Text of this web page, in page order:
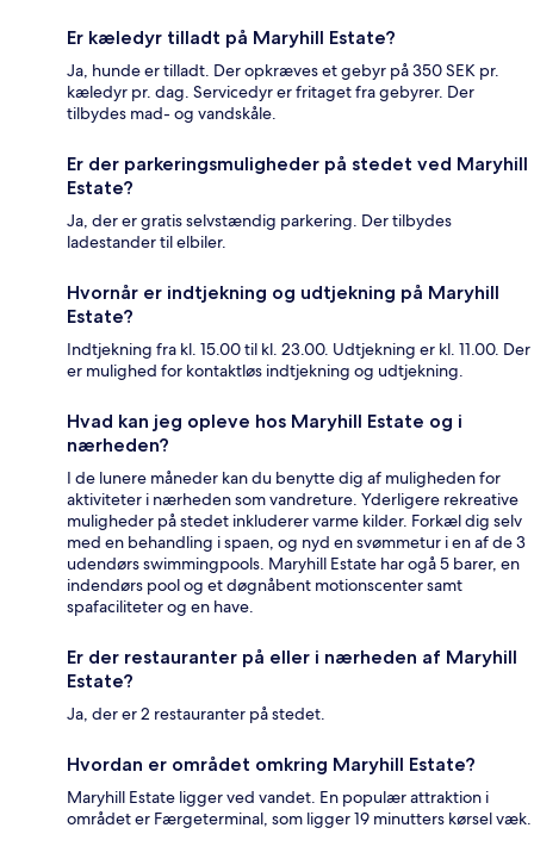
Er kæledyr tilladt på Maryhill Estate?
Ja, hunde er tilladt. Der opkræves et gebyr på 350 SEK pr.
kæledyr pr. dag. Servicedyr er fritaget fra gebyrer. Der
tilbydes mad- og vandskåle.
Er der parkeringsmuligheder på stedet ved Maryhill
Estate?
Ja, der er gratis selvstændig parkering. Der tilbydes
ladestander til elbiler.
Hvornår er indtjekning og udtjekning på Maryhill
Estate?
Indtjekning fra kl. 15.00 til kl. 23.00. Udtjekning er kl. 11.00. Der
er mulighed for kontaktløs indtjekning og udtjekning.
Hvad kan jeg opleve hos Maryhill Estate og i
nærheden?
I de lunere måneder kan du benytte dig af muligheden for
aktiviteter i nærheden som vandreture. Yderligere rekreative
muligheder på stedet inkluderer varme kilder. Forkæl dig selv
med en behandling i spaen, og nyd en svømmetur i en af de 3
udendørs swimmingpools. Maryhill Estate har ogå 5 barer, en
indendørs pool og et døgnåbent motionscenter samt
spafaciliteter og en have.
Er der restauranter på eller i nærheden af Maryhill
Estate?
Ja, der er 2 restauranter på stedet.
Hvordan er området omkring Maryhill Estate?
Maryhill Estate ligger ved vandet. En populær attraktion i
området er Færgeterminal, som ligger 19 minutters kørsel væk.